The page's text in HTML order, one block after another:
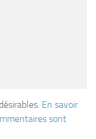
En savoir
sont